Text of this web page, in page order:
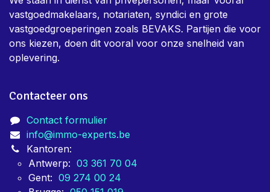
sterk bewust zijn dat keuringen verplicht, en niet altijd
gewenst zijn, daarom is er bij ons een sterke focus om
snelheid en efficientie aan zo democratisch mogelijk
tarief te kunnen leveren. Zo maken we jouw verhaal
zo aangenaam mogelijk.
We staan in dienst van privépersonen, maar vooral
vastgoedgroeperingen zoals BEVAKS. Partijen die voor
ons kiezen, doen dit vooral voor onze snelheid van
oplevering.